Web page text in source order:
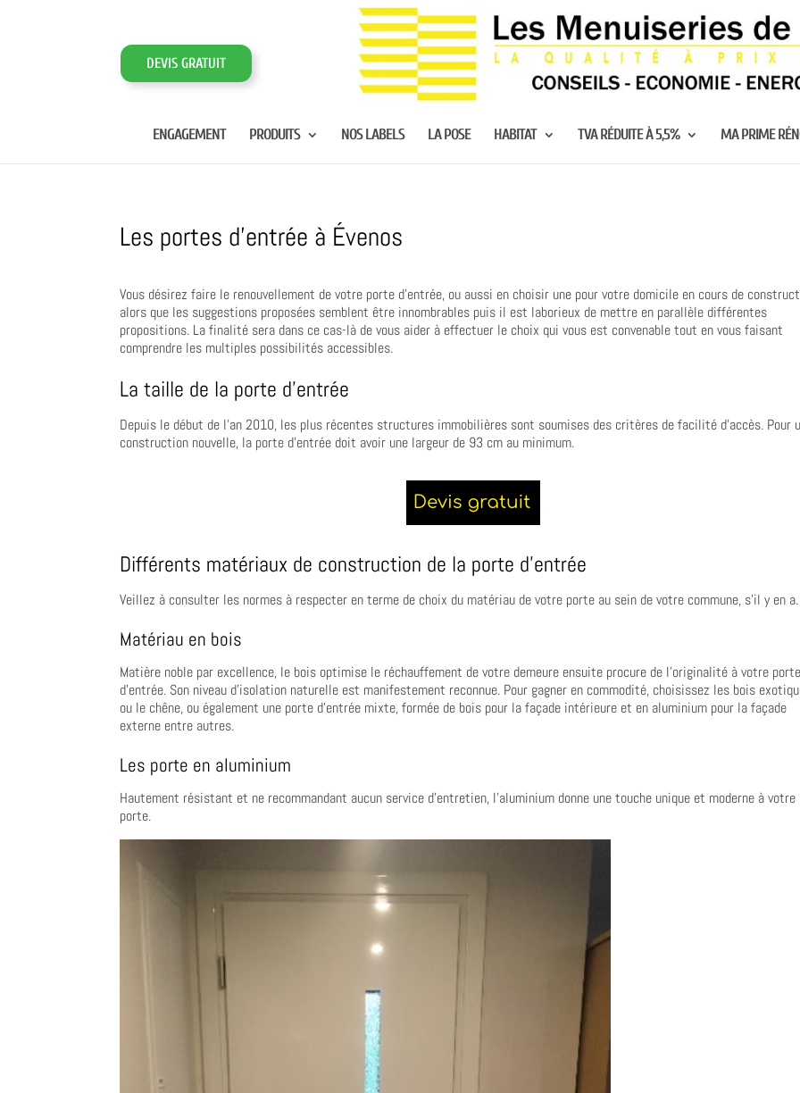
DEVIS GRATUIT
ENGAGEMENT PRODUITS NOS LABELS LA POSE HABITAT TVA RÉDUITE À 5,5% MA PRIME
Les portes d’entrée à Évenos
Vous désirez faire le renouvellement de votre porte d’entrée, ou aussi en choisir une pour votre domicile en cours de
alors que les suggestions proposées semblent être innombrables puis il est laborieux de mettre en parallèle différentes
propositions. La finalité sera dans ce cas-là de vous aider à effectuer le choix qui vous est convenable tout en vous faisant
comprendre les multiples possibilités accessibles.
La taille de la porte d’entrée
Depuis le début de l’an 2010, les plus récentes structures immobilières sont soumises des critères de facilité d’accès. Pour
construction nouvelle, la porte d’entrée doit avoir une largeur de 93 cm au minimum.
Différents matériaux de construction de la porte d’entrée
Veillez à consulter les normes à respecter en terme de choix du matériau de votre porte au sein de votre commune, s’il y en a.
Matériau en bois
Matière noble par excellence, le bois optimise le réchauffement de votre demeure ensuite procure de l’originalité à votre porte
d’entrée. Son niveau d’isolation naturelle est manifestement reconnue. Pour gagner en commodité, choisissez les bois
ou le chêne, ou également une porte d’entrée mixte, formée de bois pour la façade intérieure et en aluminium pour la façade
externe entre autres.
Les porte en aluminium
Hautement résistant et ne recommandant aucun service d’entretien, l’aluminium donne une touche unique et moderne à votre
porte.